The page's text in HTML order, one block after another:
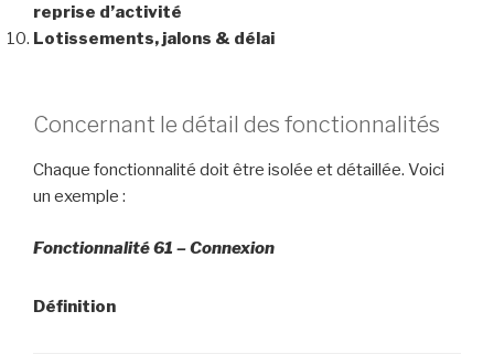
reprise d’activité
Lotissements, jalons & délai
Concernant le détail des fonctionnalités
Chaque fonctionnalité doit être isolée et détaillée. Voici
un exemple :
Fonctionnalité 61 – Connexion
Définition